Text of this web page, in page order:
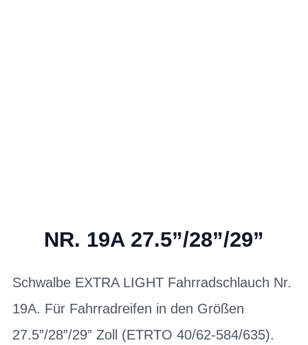
NR. 19A 27.5”/28”/29”
Schwalbe EXTRA LIGHT Fahrradschlauch Nr.
19A. Für Fahrradreifen in den Größen
27.5”/28”/29” Zoll (ETRTO 40/62-584/635).